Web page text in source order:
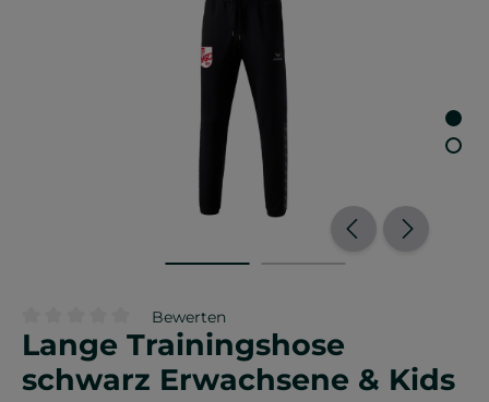
Durchschnittliche Bewertung von 0 von 5 Sternen
Bewerten
Lange Trainingshose
schwarz Erwachsene & Kids